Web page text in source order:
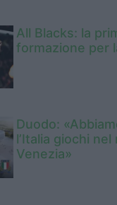
All Blacks: la
formazione per
Duodo:
l’Italia giochi
Venezia»